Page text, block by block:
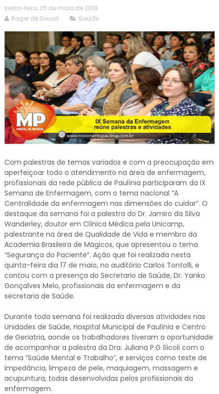
sexta-feira, 25 de maio de 2018
Roger de Souza
Saúde
Com palestras de temas variados e com a preocupação em
aperfeiçoar todo o atendimento na área de enfermagem,
profissionais da rede pública de Paulínia participaram da IX
Semana de Enfermagem, com o tema nacional “A
Centralidade da enfermagem nas dimensões do cuidar”. O
destaque da semana foi a palestra do Dr. Jamiro da Silva
Wanderley, doutor em Clínica Médica pela Unicamp,
palestrante na área de Qualidade de Vida e membro da
Academia Brasileira de Mágicos, que apresentou o tema
“Segurança do Paciente”. Ação que foi realizada nesta
quinta-feira dia 17 de maio, no auditório Carlos Tontolli, e
contou com a presença do Secretario de Saúde, Dr. Yanko
Gonçalves Melo, profissionais da enfermagem e da
secretaria de Saúde.
Durante toda semana foi realizada diversas atividades nas
Unidades de Saúde, Hospital Municipal de Paulínia e Centro
de Geriatria, aonde os trabalhadores tiveram a oportunidade
de acompanhar a palestra da Dra. Juliana P.G Sicoli com o
tema “Saúde Mental e Trabalho”, e serviços como teste de
impedância, limpeza de pele, maquiagem, massagem e
acupuntura, todas desenvolvidas pelos profissionais da
enfermagem.